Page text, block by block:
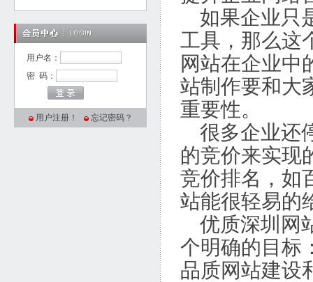
用户名：
密 码：
用户注册！ 忘记密码？
如果企业只
工具，那么这
网站在企业中
站制作要和大
重要性。
很多企业还
的竞价来实现
竞价排名，如
站能很轻易的
优质深圳网
个明确的目标
品质网站建设